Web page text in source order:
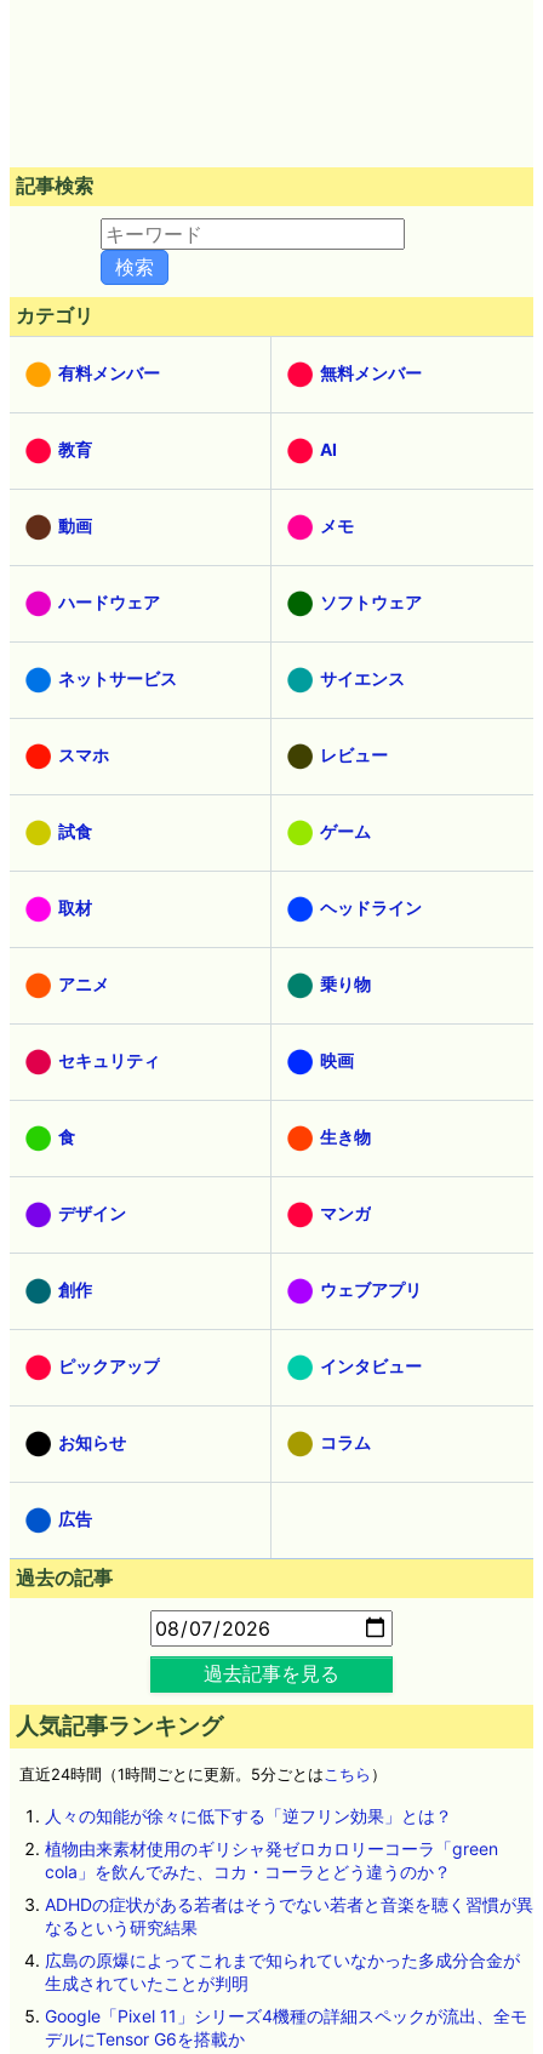
記事検索
カテゴリ
有料メンバー 無料メンバー
教育 AI
動画 メモ
ハードウェア ソフトウェア
ネットサービス サイエンス
スマホ レビュー
試食 ゲーム
取材 ヘッドライン
アニメ 乗り物
セキュリティ 映画
食 生き物
デザイン マンガ
創作 ウェブアプリ
ピックアップ インタビュー
お知らせ コラム
広告
過去の記事
過去記事を見る
人気記事ランキング
直近24時間（1時間ごとに更新。5分ごとは こちら ）
人々の知能が徐々に低下する「逆フリン効果」とは？
植物由来素材使用のギリシャ発ゼロカロリーコーラ「green
cola」を飲んでみた、コカ・コーラとどう違うのか？
ADHDの症状がある若者はそうでない若者と音楽を聴く習慣が異
なるという研究結果
広島の原爆によってこれまで知られていなかった多成分合金が
生成されていたことが判明
Google「Pixel 11」シリーズ4機種の詳細スペックが流出、全モ
デルにTensor G6を搭載か